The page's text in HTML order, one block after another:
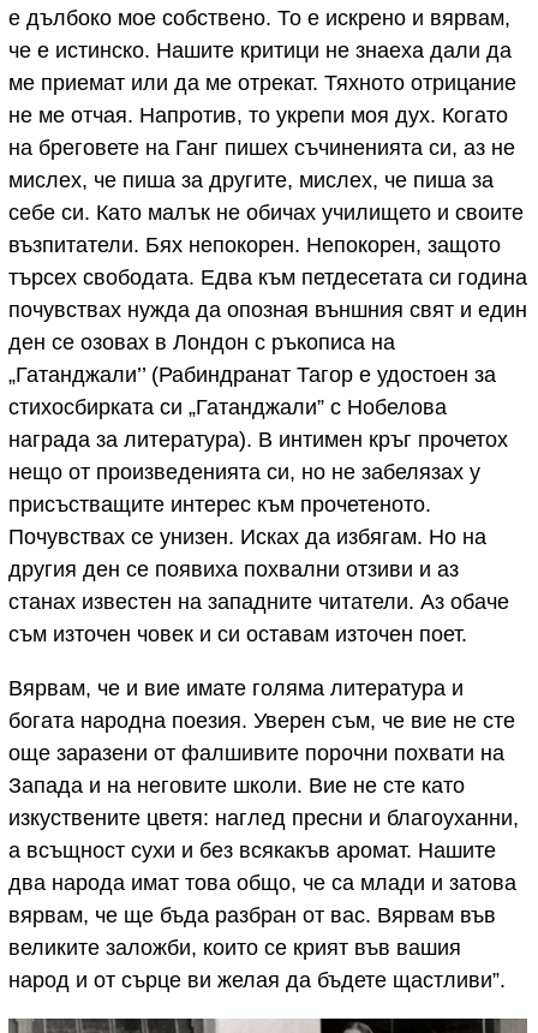
е дълбоко мое собствено. То е искрено и вярвам,
че е истинско. Нашите критици не знаеха дали да
ме приемат или да ме отрекат. Тяхното отрицание
не ме отчая. Напротив, то укрепи моя дух. Когато
на бреговете на Ганг пишех съчиненията си, аз не
мислех, че пиша за другите, мислех, че пиша за
себе си. Като малък не обичах училището и своите
възпитатели. Бях непокорен. Непокорен, защото
търсех свободата. Едва към петдесетата си година
почувствах нужда да опозная външния свят и един
ден се озовах в Лондон с ръкописа на
„Гатанджали’’ (Рабиндранат Тагор е удостоен за
стихосбирката си „Гатанджали” с Нобелова
награда за литература). В интимен кръг прочетох
нещо от произведенията си, но не забелязах у
присъстващите интерес към прочетеното.
Почувствах се унизен. Исках да избягам. Но на
другия ден се появиха похвални отзиви и аз
станах известен на западните читатели. Аз обаче
съм източен човек и си оставам източен поет.
Вярвам, че и вие имате голяма литература и
богата народна поезия. Уверен съм, че вие не сте
още заразени от фалшивите порочни похвати на
Запада и на неговите школи. Вие не сте като
изкуствените цветя: наглед пресни и благоуханни,
а всъщност сухи и без всякакъв аромат. Нашите
два народа имат това общо, че са млади и затова
вярвам, че ще бъда разбран от вас. Вярвам във
великите заложби, които се крият във вашия
народ и от сърце ви желая да бъдете щастливи”.